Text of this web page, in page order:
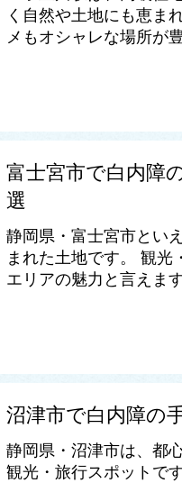
く自然や土地にも恵ま
メもオシャレな場所が
富士宮市で白内障
選
静岡県・富士宮市とい
まれた土地です。 観光
エリアの魅力と言えま
沼津市で白内障の
静岡県・沼津市は、都
観光・旅行スポットで